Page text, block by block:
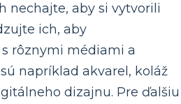
nechajte, aby si vytvorili
ich, aby
rôznymi médiami a
napríklad akvarel, koláž
dizajnu. Pre ďalšiu